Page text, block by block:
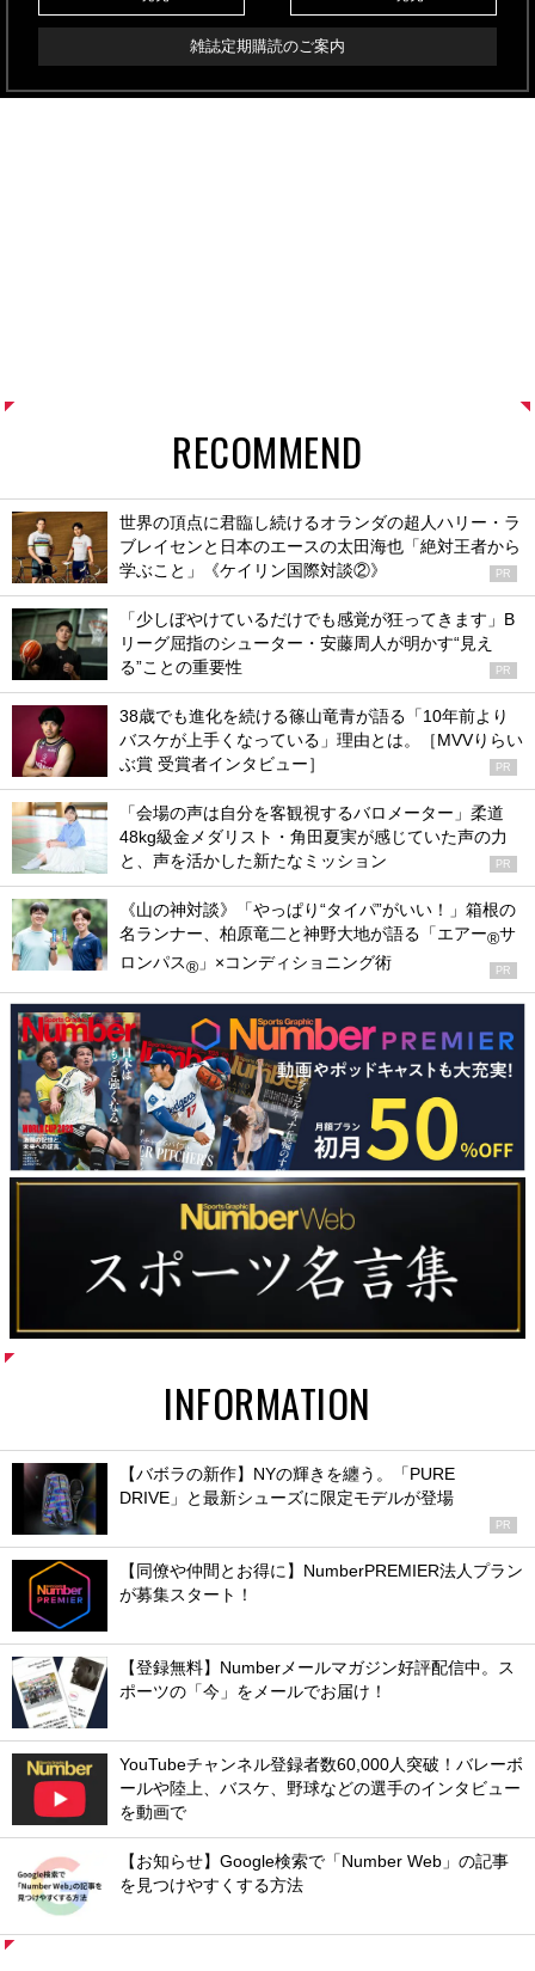
雑誌定期購読のご案内
RECOMMEND
世界の頂点に君臨し続けるオランダの超人ハリー・ラ
ブレイセンと日本のエースの太田海也「絶対王者から
学ぶこと」《ケイリン国際対談②》
PR
「少しぼやけているだけでも感覚が狂ってきます」B
リーグ屈指のシューター・安藤周人が明かす“見え
る”ことの重要性
PR
38歳でも進化を続ける篠山竜青が語る「10年前より
バスケが上手くなっている」理由とは。［MVVりらい
ぶ賞 受賞者インタビュー］
PR
「会場の声は自分を客観視するバロメーター」柔道
48kg級金メダリスト・角田夏実が感じていた声の力
と、声を活かした新たなミッション
PR
《山の神対談》「やっぱり“タイパ”がいい！」箱根の
名ランナー、柏原竜二と神野大地が語る「エアー®サ
ロンパス® 」×コンディショニング術 PR
INFORMATION
【バボラの新作】NYの輝きを纏う。「PURE
DRIVE」と最新シューズに限定モデルが登場
PR
【同僚や仲間とお得に】NumberPREMIER法人プラン
が募集スタート！
【登録無料】Numberメールマガジン好評配信中。ス
ポーツの「今」をメールでお届け！
YouTubeチャンネル登録者数60,000人突破！バレーボ
ールや陸上、バスケ、野球などの選手のインタビュー
を動画で
【お知らせ】Google検索で「Number Web」の記事
を見つけやすくする方法